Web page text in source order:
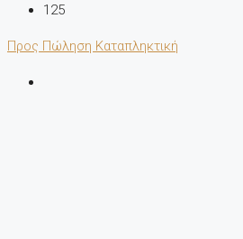
125
Προς Πώληση Καταπληκτική